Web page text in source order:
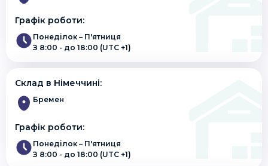
Графік роботи:
Понеділок – П'ятниця
З 8:00 - до 18:00 (UTC +1)
Склад в Німеччині:
Бремен
Графік роботи:
Понеділок – П'ятниця
З 8:00 - до 18:00 (UTC +1)